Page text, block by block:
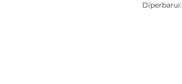
Diperbarui: